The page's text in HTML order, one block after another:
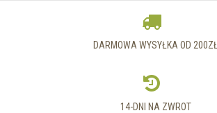
DARMOWA WYSYŁKA OD 200ZŁ
14-DNI NA ZWROT